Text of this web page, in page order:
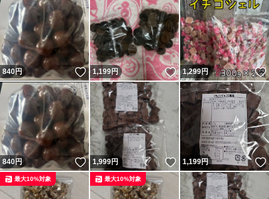
840円 いいね！
1,199円 いいね！
1,299円
840円 いいね！
1,999円 いいね！
1,199円
最大10%対象 最大10%対象